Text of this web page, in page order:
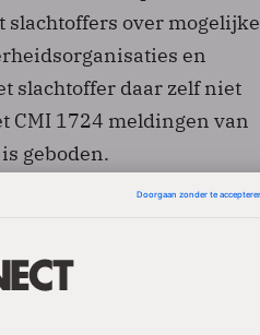
slachtoffers over mogelijke
en
slachtoffer daar zelf niet
CMI 1724 meldingen van
geboden.
of aanvullende
opvolger van Digid niet
geen aanvullende
eID-middelen ontwikkeld